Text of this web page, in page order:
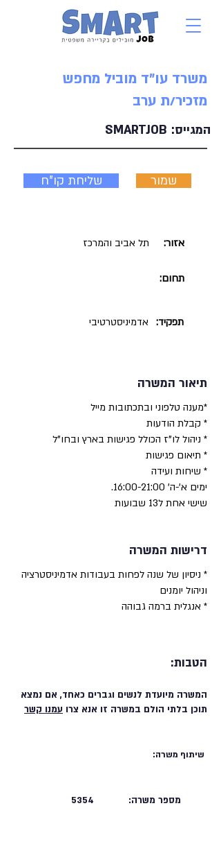
משרד עו"ד מוביל מחפש
מזכיר/ת ערב
SMARTJOB המגייס:
שליחת קו"ח שמור
תל אביב והמרכז אזור:
תחום:
אדמיניסטרטיבי תפקיד:
תיאור המשרה
*מענה טלפוני ובתכתובות מייל
* קבלת הודעות
* ניהול לו"ז הכולל פגישות בארץ ובחו"ל
* תיאום פגישות
* שיחות ועידה
ימים א'-ה' 16:00-21:00.
שישי אחת ל13 שבועות
דרישות המשרה
* ניסיון של שנה לפחות בעבודות אדמיניסטרציה
וניהול יומנים
* אנגלית ברמה גבוהה
הטבות:
המשרה מיועדת לנשים וגברים כאחד, אם נמצא
תוכן בלתי הולם במשרה זו אנא צרו עמנו קשר
שיתוף משרה:
5354 מספר משרה: